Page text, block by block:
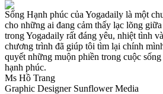
Sống Hạnh phúc của Yogadaily là một
cho những ai đang cảm thấy lạc lõng
trong Yogadaily rất đáng yêu, nhiệt tình
chương trình đã giúp tôi tìm lại chính
quyết những muộn phiền trong cuộc
hạnh phúc.
Ms Hồ Trang
Graphic Designer Sunflower Media